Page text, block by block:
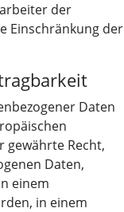
der
Einschränkung der
Daten
gewährte Recht,
Daten,
einem
in einem